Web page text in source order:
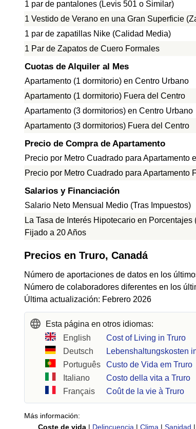
1 par de pantalones (Levis 501 o Similar)
1 Vestido de Verano en una Gran Superficie
1 par de zapatillas Nike (Calidad Media)
1 Par de Zapatos de Cuero Formales
Cuotas de Alquiler al Mes
Apartamento (1 dormitorio) en Centro Urbano
Apartamento (1 dormitorio) Fuera del Centro
Apartamento (3 dormitorios) en Centro Urbano
Apartamento (3 dormitorios) Fuera del Centro
Precio de Compra de Apartamento
Precio por Metro Cuadrado para Apartamento
Precio por Metro Cuadrado para Apartamento
Salarios y Financiación
Salario Neto Mensual Medio (Tras Impuestos)
La Tasa de Interés Hipotecario en Porcentajes
Fijado a 20 Años
Precios en Truro, Canadá
Número de aportaciones de datos en los
Número de colaboradores diferentes en los
Última actualización: Febrero 2026
Esta página en otros idiomas:
English
Cost of Living in Truro
Deutsch
Lebenshaltungskosten
Português
Custo de Vida em Truro
Italiano
Costo della vita a Truro
Français
Coût de la vie à Truro
Más información:
Coste de vida | Delincuencia | Clima | Sanidad |